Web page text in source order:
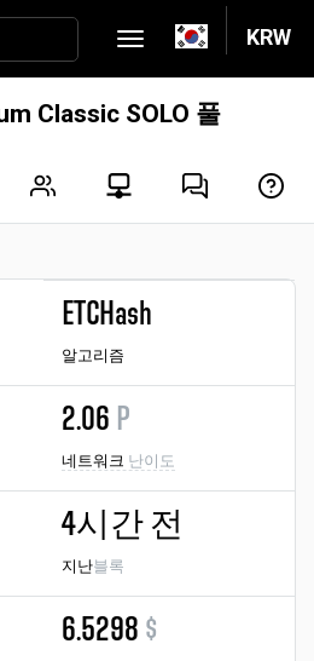
KRW
Classic SOLO 풀
ETCHash
알고리즘
2.06 P
네트워크 난이도
4시간 전
지난블록
6.5298 $